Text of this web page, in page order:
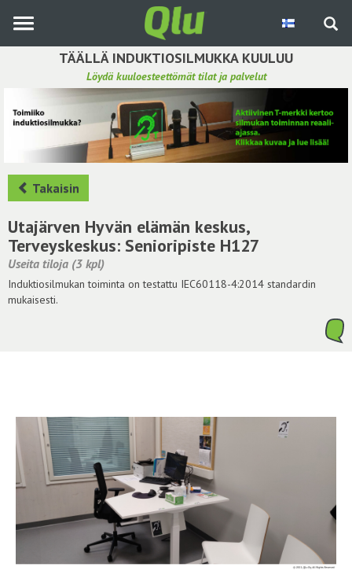
pääsisältöön
TÄÄLLÄ INDUKTIOSILMUKKA KUULUU
Löydä kuuloesteettömät tilat ja palvelut
Etsi induktiosilmukka
Tee ehdotus ja vaikuta kuulemiskokemukseen
Hae ehdotuksia
Käyttöohje
Yhteydenottopyyntö
Kirjaudu sisään
Takaisin
Utajärven Hyvän elämän keskus,
Terveyskeskus: Senioripiste H127
Useita tiloja (3 kpl)
Induktiosilmukan toiminta on testattu IEC60118-4:2014 standardin
mukaisesti.